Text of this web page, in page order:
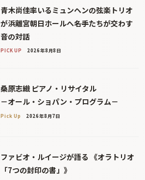
青木尚佳率いるミュンヘンの弦楽トリオ
が浜離宮朝日ホールへ――名手たちが交わす
音の対話
PICK UP 2026年8月8日
桑原志織 ピアノ・リサイタル
－オール・ショパン・プログラム－
Pick Up 2026年8月7日
ファビオ・ルイージが語る 《オラトリオ
「7つの封印の書」》